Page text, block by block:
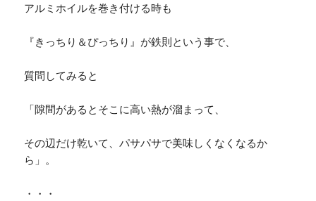
アルミホイルを巻き付ける時も
『きっちり＆ぴっちり』が鉄則という事で、
質問してみると
「隙間があるとそこに高い熱が溜まって、
その辺だけ乾いて、パサパサで美味しくなくなるか
ら」。
・・・